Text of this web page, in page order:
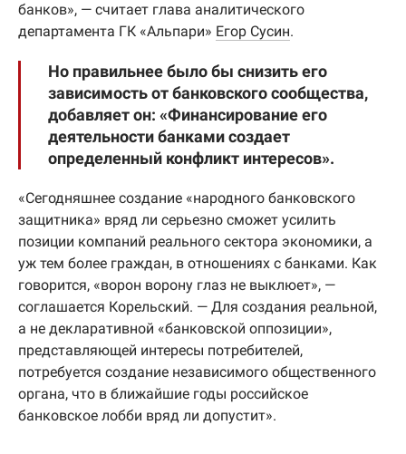
банков», — считает глава аналитического
департамента ГК «Альпари» Егор Сусин.
Но правильнее было бы снизить его
зависимость от банковского сообщества,
добавляет он: «Финансирование его
деятельности банками создает
определенный конфликт интересов».
«Сегодняшнее создание «народного банковского
защитника» вряд ли серьезно сможет усилить
позиции компаний реального сектора экономики, а
уж тем более граждан, в отношениях с банками. Как
говорится, «ворон ворону глаз не выклюет», —
соглашается Корельский. — Для создания реальной,
а не декларативной «банковской оппозиции»,
представляющей интересы потребителей,
потребуется создание независимого общественного
органа, что в ближайшие годы российское
банковское лобби вряд ли допустит».